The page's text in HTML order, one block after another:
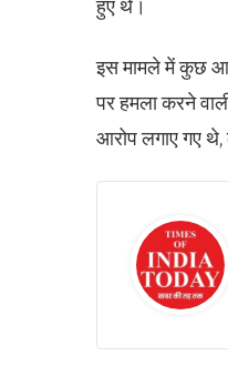
हुए थे।
इस मामले में कुछ
पर हमला करने
आरोप लगाए गए